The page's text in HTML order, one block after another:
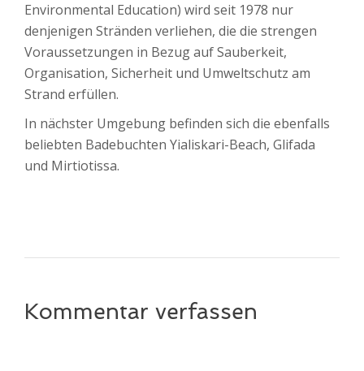
Environmental Education) wird seit 1978 nur
denjenigen Stränden verliehen, die die strengen
Voraussetzungen in Bezug auf Sauberkeit,
Organisation, Sicherheit und Umweltschutz am
Strand erfüllen.
In nächster Umgebung befinden sich die ebenfalls
beliebten Badebuchten Yialiskari-Beach, Glifada
und Mirtiotissa.
Kommentar verfassen